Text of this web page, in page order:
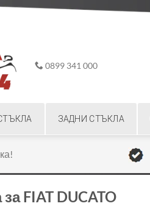
0899 341 000
ЗАДНИ СТЪКЛА
FIAT DUCATO